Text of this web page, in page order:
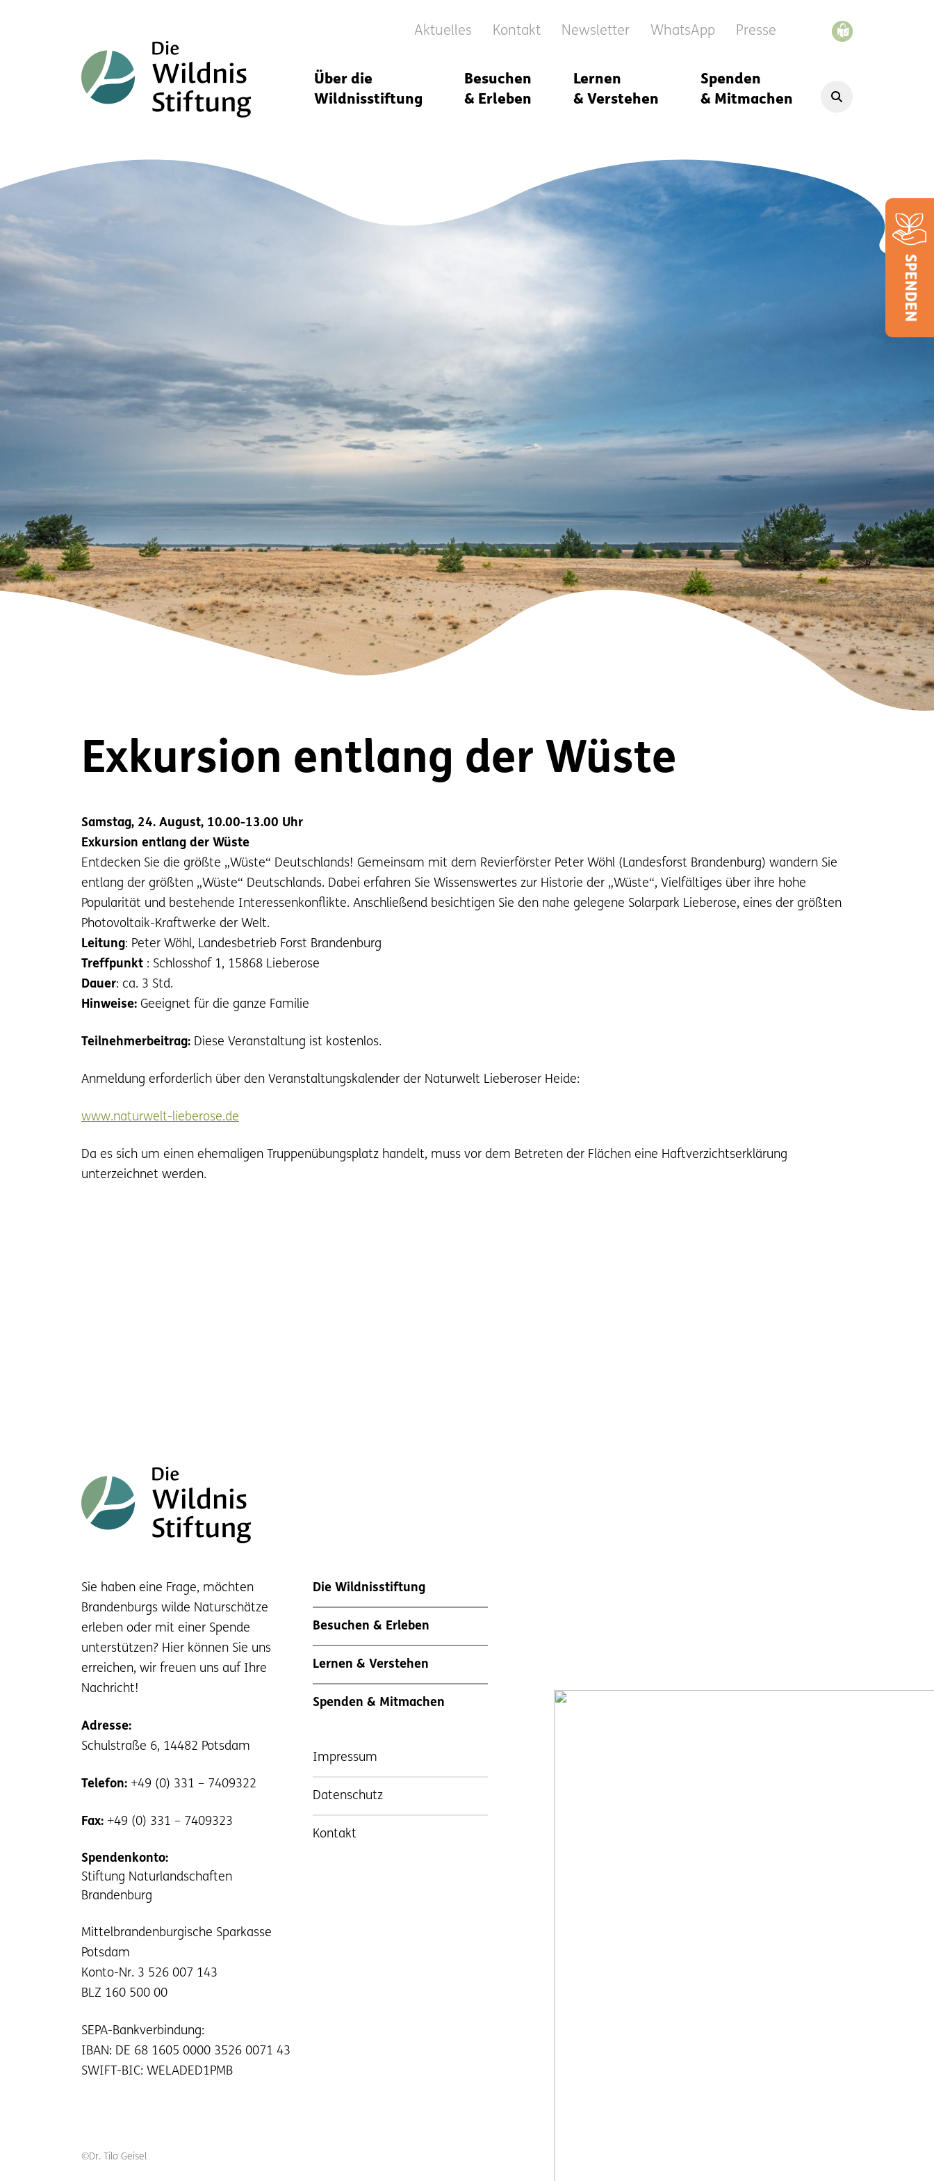
Aktuelles Kontakt Newsletter WhatsApp Presse
Über die
Wildnisstiftung
Besuchen
& Erleben
Lernen
& Verstehen
Spenden
& Mitmachen
Exkursion entlang der Wüste
Samstag, 24. August, 10.00-13.00 Uhr
Exkursion entlang der Wüste
Entdecken Sie die größte „Wüste“ Deutschlands! Gemeinsam mit dem Revierförster Peter Wöhl (Landesforst Brandenburg) wandern Sie
entlang der größten „Wüste“ Deutschlands. Dabei erfahren Sie Wissenswertes zur Historie der „Wüste“, Vielfältiges über ihre hohe
Popularität und bestehende Interessenkonflikte. Anschließend besichtigen Sie den nahe gelegene Solarpark Lieberose, eines der größten
Photovoltaik-Kraftwerke der Welt.
Leitung: Peter Wöhl, Landesbetrieb Forst Brandenburg
Treffpunkt : Schlosshof 1, 15868 Lieberose
Dauer: ca. 3 Std.
Hinweise: Geeignet für die ganze Familie
Teilnehmerbeitrag: Diese Veranstaltung ist kostenlos.
Anmeldung erforderlich über den Veranstaltungskalender der Naturwelt Lieberoser Heide:
www.naturwelt-lieberose.de
Da es sich um einen ehemaligen Truppenübungsplatz handelt, muss vor dem Betreten der Flächen eine Haftverzichtserklärung
unterzeichnet werden.
Sie haben eine Frage, möchten
Brandenburgs wilde Naturschätze
erleben oder mit einer Spende
unterstützen? Hier können Sie uns
erreichen, wir freuen uns auf Ihre
Nachricht!
Adresse:
Schulstraße 6, 14482 Potsdam
Telefon: +49 (0) 331 – 7409322
Fax: +49 (0) 331 – 7409323
Spendenkonto:
Stiftung Naturlandschaften
Brandenburg
Mittelbrandenburgische Sparkasse
Potsdam
Konto-Nr. 3 526 007 143
BLZ 160 500 00
SEPA-Bankverbindung:
IBAN: DE 68 1605 0000 3526 0071 43
SWIFT-BIC: WELADED1PMB
Die Wildnisstiftung
Besuchen & Erleben
Lernen & Verstehen
Spenden & Mitmachen
Impressum
Datenschutz
Kontakt
©Dr. Tilo Geisel
SPENDEN